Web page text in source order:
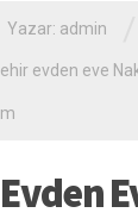
Yazar: admin
evden eve